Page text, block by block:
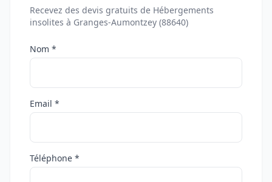
Recevez des devis gratuits de Hébergements
insolites à Granges-Aumontzey (88640)
Nom *
Email *
Téléphone *